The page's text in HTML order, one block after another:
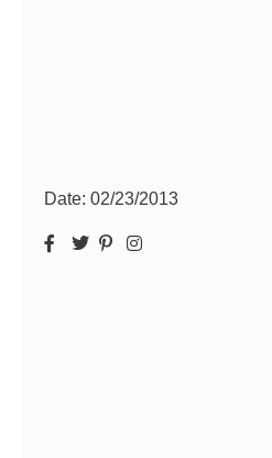
Date: 02/23/2013